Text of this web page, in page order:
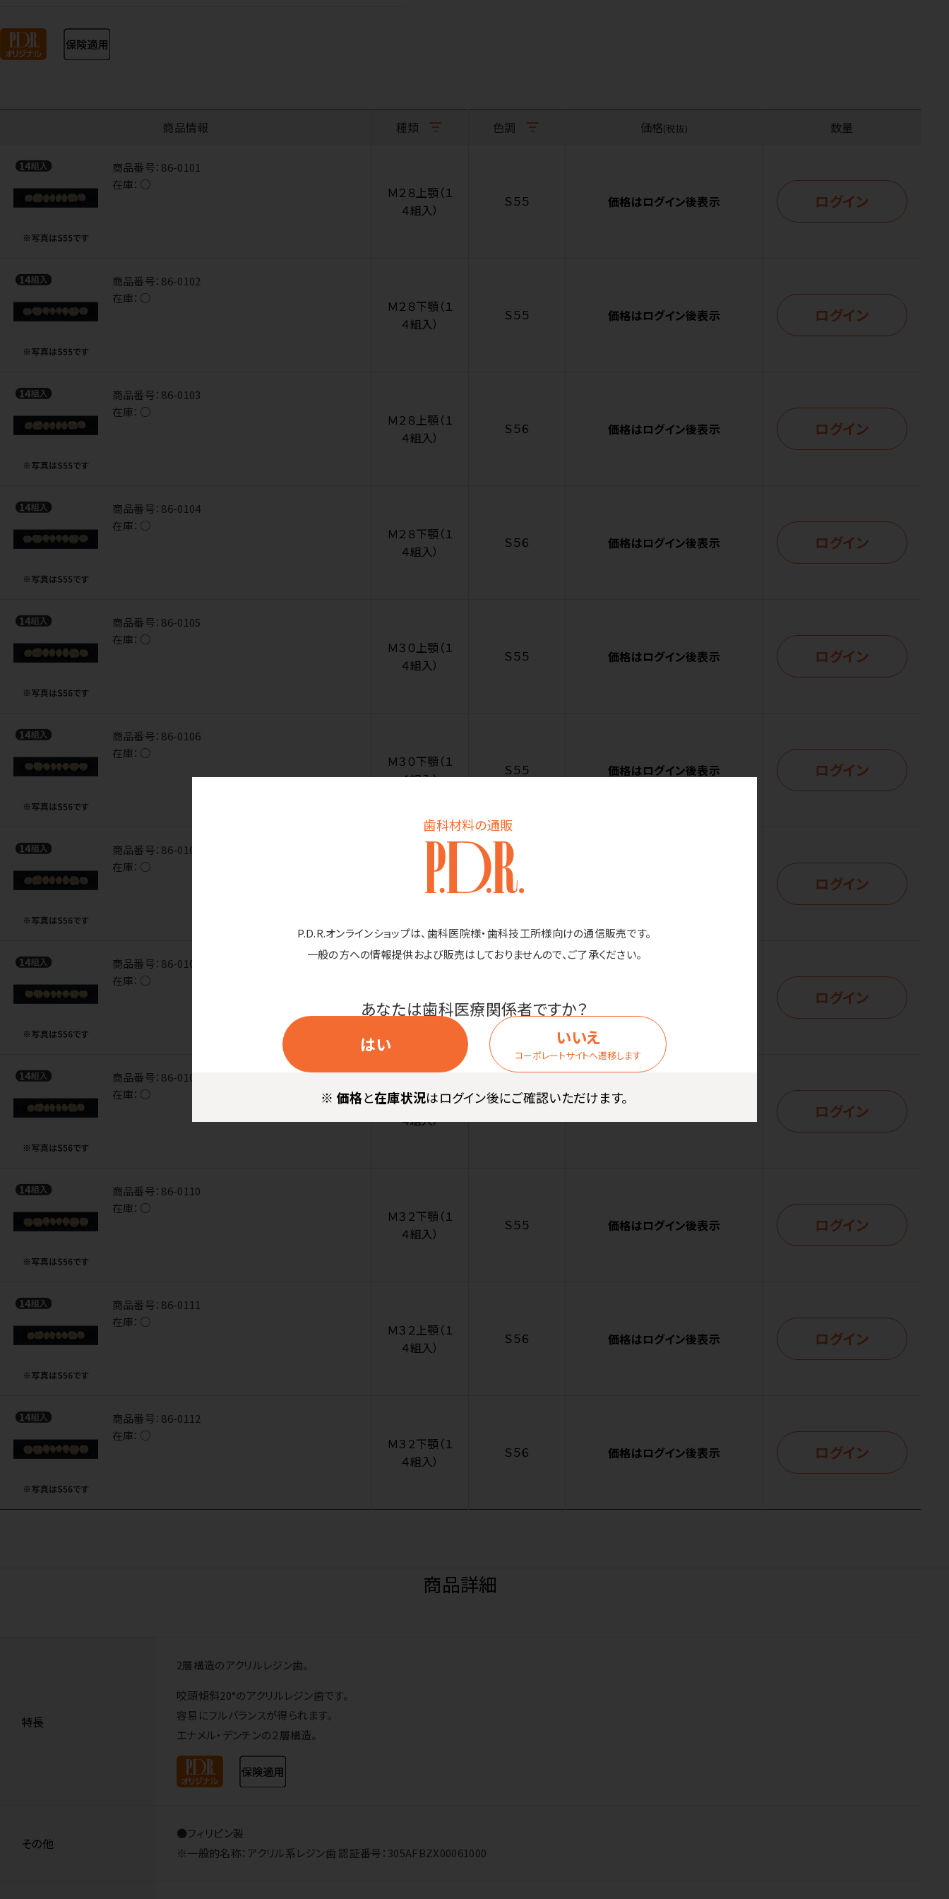
歯科材料の通販
P.D.R.オンラインショップは、歯科医院様・歯科技工所様向けの通信販売です。
一般の方への情報提供および販売はしておりませんので、ご了承ください。
あなたは歯科医療関係者ですか？
はい
いいえ
コーポレートサイトへ遷移します
※ 価格と在庫状況はログイン後にご確認いただけます。
商品情報 種類 色調 価格(税抜) 数量
商品番号： 86-0101
在庫： ○
Ｍ２８上顎（１
４組入）
Ｓ５５ 価格はログイン後表示 ログイン
商品番号： 86-0102
在庫： ○
Ｍ２８下顎（１
４組入）
Ｓ５５ 価格はログイン後表示 ログイン
商品番号： 86-0103
在庫： ○
Ｍ２８上顎（１
４組入）
Ｓ５６ 価格はログイン後表示 ログイン
商品番号： 86-0104
在庫： ○
Ｍ２８下顎（１
４組入）
Ｓ５６ 価格はログイン後表示 ログイン
商品番号： 86-0105
在庫： ○
Ｍ３０上顎（１
４組入）
Ｓ５５ 価格はログイン後表示 ログイン
商品番号： 86-0106
在庫： ○
Ｍ３０下顎（１
４組入）
Ｓ５５ 価格はログイン後表示 ログイン
商品番号： 86-0107
在庫： ○
Ｍ３０上顎（１
４組入）
Ｓ５６ ログイン
商品番号： 86-0108
在庫： ○
４組入）
ログイン
商品番号： 86-0109
在庫： ○
Ｍ３２上顎（１
４組入）
ログイン
商品番号： 86-0110
在庫： ○
Ｍ３２下顎（１
４組入）
Ｓ５５ 価格はログイン後表示 ログイン
商品番号： 86-0111
在庫： ○
Ｍ３２上顎（１
４組入）
Ｓ５６ 価格はログイン後表示 ログイン
商品番号： 86-0112
在庫： ○
Ｍ３２下顎（１
４組入）
Ｓ５６ 価格はログイン後表示 ログイン
商品詳細
特長
2層構造のアクリルレジン歯。
咬頭傾斜20°のアクリルレジン歯です。
容易にフルバランスが得られます。
エナメル・デンチンの２層構造。
その他
●フィリピン製
※一般的名称：アクリル系レジン歯 認証番号：305AFBZX00061000